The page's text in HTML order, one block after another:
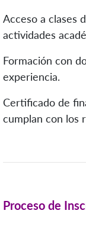
Acceso a clases
actividades
Formación con
experiencia.
Certificado de
cumplan con los
Proceso de